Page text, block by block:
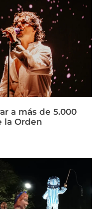
a más de 5.000
la Orden